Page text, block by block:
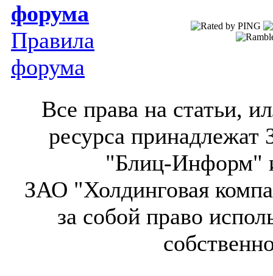
форума
Правила
форума
Все права на статьи,
ресурса
"Блиц-Информ"
ЗАО "Холдинговая
за собой право